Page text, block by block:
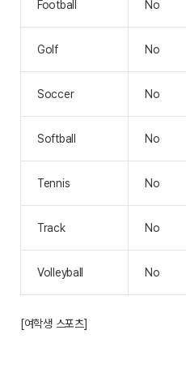
Football No
Golf No
Soccer No
Softball No
Tennis No
Track No
Volleyball No
[여학생 스포츠]